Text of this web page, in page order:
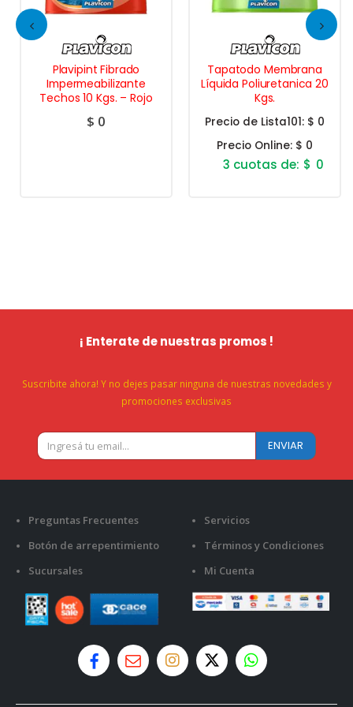
Plavipint Fibrado
Impermeabilizante
Techos 10 Kgs. – Rojo
$ 0
Tapatodo Membrana
Líquida Poliuretanica 20
Kgs.
Precio de Lista101: $ 0
Precio Online: $ 0
$ 0
¡ Enterate de nuestras promos !
Suscribite ahora! Y no dejes pasar ninguna de nuestras novedades y
promociones exclusivas
Preguntas Frecuentes
Botón de arrepentimiento
Sucursales
Servicios
Términos y Condiciones
Mi Cuenta